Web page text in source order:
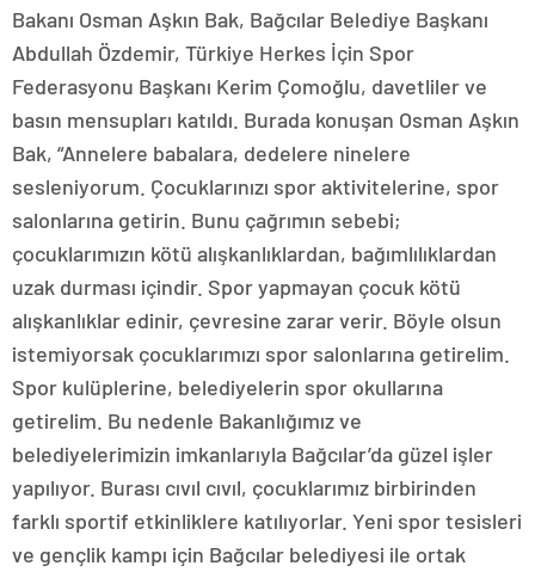
Bakanı Osman Aşkın Bak, Bağcılar Belediye Başkanı
Abdullah Özdemir, Türkiye Herkes İçin Spor
Federasyonu Başkanı Kerim Çomoğlu, davetliler ve
basın mensupları katıldı. Burada konuşan Osman Aşkın
Bak, “Annelere babalara, dedelere ninelere
sesleniyorum. Çocuklarınızı spor aktivitelerine, spor
salonlarına getirin. Bunu çağrımın sebebi;
çocuklarımızın kötü alışkanlıklardan, bağımlılıklardan
uzak durması içindir. Spor yapmayan çocuk kötü
alışkanlıklar edinir, çevresine zarar verir. Böyle olsun
istemiyorsak çocuklarımızı spor salonlarına getirelim.
Spor kulüplerine, belediyelerin spor okullarına
getirelim. Bu nedenle Bakanlığımız ve
belediyelerimizin imkanlarıyla Bağcılar’da güzel işler
yapılıyor. Burası cıvıl cıvıl, çocuklarımız birbirinden
farklı sportif etkinliklere katılıyorlar. Yeni spor tesisleri
ve gençlik kampı için Bağcılar belediyesi ile ortak